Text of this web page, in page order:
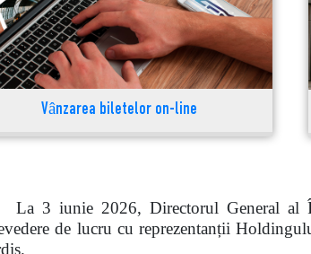
Vânzarea biletelor on-line
La 3 iunie 2026, Directorul General al
de lucru cu reprezentanții